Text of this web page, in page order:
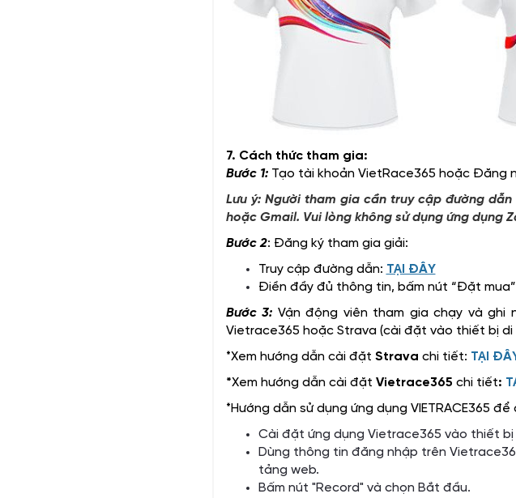
7. Cách thức tham gia:
Bước 1: Tạo tài khoản VietRace365 hoặc Đăng
Lưu ý: Người tham gia cần truy cập đường
hoặc Gmail. Vui lòng không sử dụng ứng dụng
Bước 2: Đăng ký tham gia giải:
Truy cập đường dẫn: TẠI ĐÂY
Điền đầy đủ thông tin, bấm nút “Đặt
Bước 3: Vận động viên tham gia chạy và ghi
Vietrace365 hoặc Strava (cài đặt vào thiết bị di
*Xem hướng dẫn cài đặt Strava chi tiết: TẠI
*Xem hướng dẫn cài đặt Vietrace365 chi tiết:
*Hướng dẫn sử dụng ứng dụng VIETRACE365
Cài đặt ứng dụng Vietrace365 vào thiết bị
Dùng thông tin đăng nhập trên
tảng web.
Bấm nút "Record" và chọn Bắt đầu.